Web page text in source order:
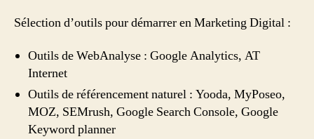
Sélection d’outils pour démarrer en Marketing Digital :
Outils de WebAnalyse : Google Analytics, AT
Internet
Outils de référencement naturel : Yooda, MyPoseo,
MOZ, SEMrush, Google Search Console, Google
Keyword planner